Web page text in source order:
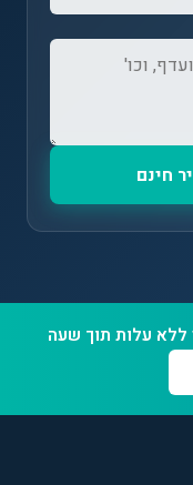
חינם
ללא עלות תוך שעה